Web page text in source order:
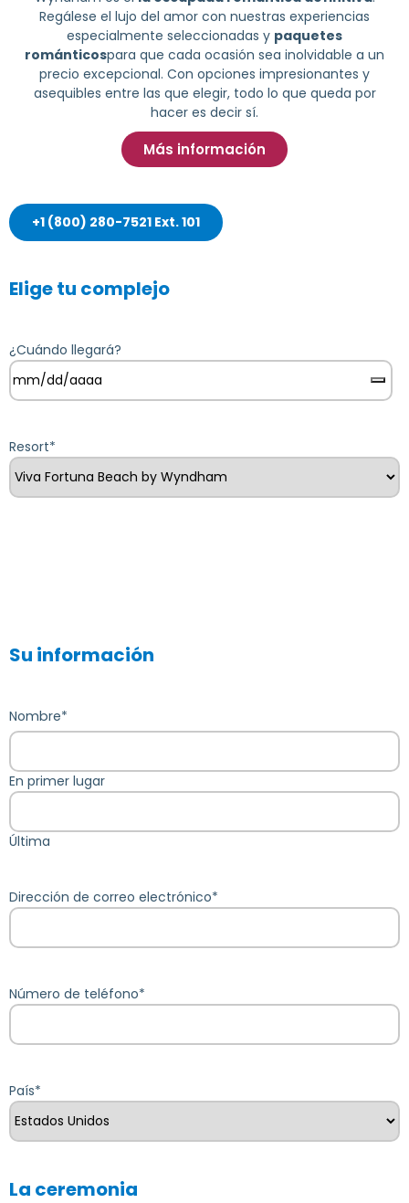
Regálese el lujo del amor con nuestras experiencias
especialmente seleccionadas y paquetes
románticospara que cada ocasión sea inolvidable a un
precio excepcional. Con opciones impresionantes y
asequibles entre las que elegir, todo lo que queda por
hacer es decir sí.
Más información
+1 (800) 280-7521 Ext. 101
Elige tu complejo
¿Cuándo llegará?
Resort*
Su información
Nombre*
En primer lugar
Última
Dirección de correo electrónico*
Número de teléfono*
País*
La ceremonia